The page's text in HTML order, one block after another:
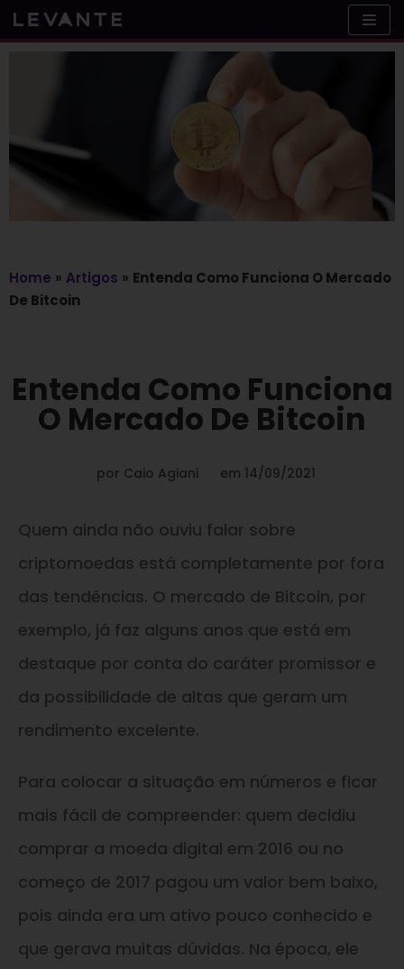
Skip
to
Home » Artigos » Entenda Como Funciona O Mercado
De Bitcoin
Entenda Como Funciona
O Mercado De Bitcoin
por Caio Agiani em 14/09/2021
Quem ainda não ouviu falar sobre
criptomoedas está completamente por fora
das tendências. O mercado de Bitcoin, por
exemplo, já faz alguns anos que está em
destaque por conta do caráter promissor e
da possibilidade de altas que geram um
rendimento excelente.
Para colocar a situação em números e ficar
mais fácil de compreender: quem decidiu
comprar a moeda digital em 2016 ou no
começo de 2017 pagou um valor bem baixo,
pois ainda era um ativo pouco conhecido e
que gerava muitas dúvidas. Na época, ele